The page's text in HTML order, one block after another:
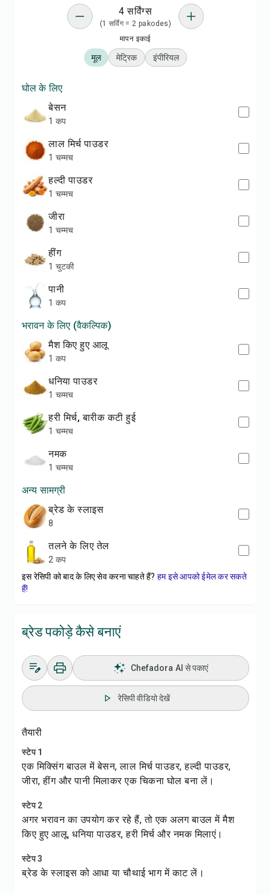
4 सर्विंग्स
(1 सर्विंग = 2 pakodes)
मापन इकाई
मूल मेट्रिक इंपीरियल
घोल के लिए
बेसन
1 कप
लाल मिर्च पाउडर
1 चम्मच
हल्दी पाउडर
1 चम्मच
जीरा
1 चम्मच
हींग
1 चुटकी
पानी
1 कप
भरावन के लिए (वैकल्पिक)
मैश किए हुए आलू
1 कप
धनिया पाउडर
1 चम्मच
हरी मिर्च, बारीक कटी हुई
1 चम्मच
नमक
1 चम्मच
अन्य सामग्री
ब्रेड के स्लाइस
8
तलने के लिए तेल
2 कप
इस रेसिपी को बाद के लिए सेव करना चाहते हैं? हम इसे आपको ईमेल कर सकते
हैं!
ब्रेड पकोड़े कैसे बनाएं
Chefadora AI से पकाएं
रेसिपी वीडियो देखें
तैयारी
स्टेप 1
एक मिक्सिंग बाउल में बेसन, लाल मिर्च पाउडर, हल्दी पाउडर,
जीरा, हींग और पानी मिलाकर एक चिकना घोल बना लें।
स्टेप 2
अगर भरावन का उपयोग कर रहे हैं, तो एक अलग बाउल में मैश
किए हुए आलू, धनिया पाउडर, हरी मिर्च और नमक मिलाएं।
स्टेप 3
ब्रेड के स्लाइस को आधा या चौथाई भाग में काट लें।